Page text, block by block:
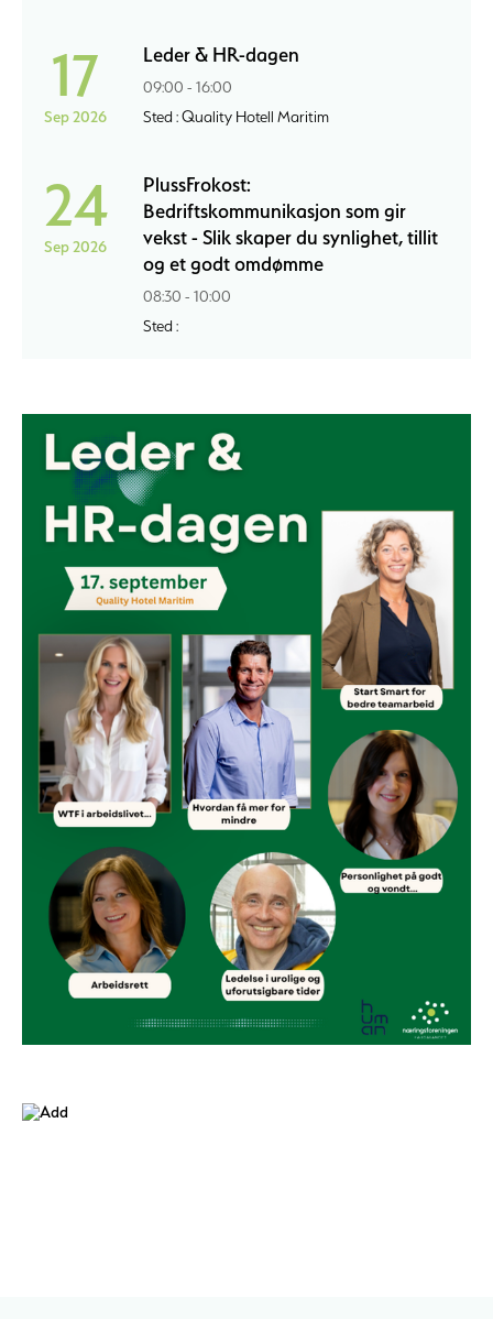
17
Sep 2026
Leder & HR-dagen
09:00 - 16:00
Sted : Quality Hotell Maritim
24
Sep 2026
PlussFrokost:
Bedriftskommunikasjon som gir
vekst - Slik skaper du synlighet, tillit
og et godt omdømme
08:30 - 10:00
Sted :